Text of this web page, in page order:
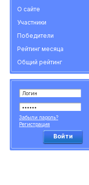
О сайте
Участники
Победители
Рейтинг месяца
Общий рейтинг
Забыли пароль?
Регистрация
Войти